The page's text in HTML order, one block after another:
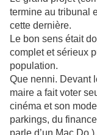
termine au tribunal
cette dernière.
Le bon sens était
complet et sérieux
population.
Que nenni. Devant
maire a fait voter
cinéma et son
parkings, du
parle d’un Mac Do